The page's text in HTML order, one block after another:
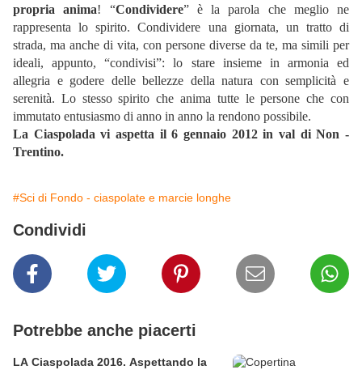
propria anima! “Condividere” è la parola che meglio ne
rappresenta lo spirito. Condividere una giornata, un tratto di
strada, ma anche di vita, con persone diverse da te, ma simili per
ideali, appunto, “condivisi”: lo stare insieme in armonia ed
allegria e godere delle bellezze della natura con semplicità e
serenità. Lo stesso spirito che anima tutte le persone che con
immutato entusiasmo di anno in anno la rendono possibile.
La Ciaspolada vi aspetta il 6 gennaio 2012 in val di Non -
Trentino.
#Sci di Fondo - ciaspolate e marcie longhe
Condividi
Potrebbe anche piacerti
LA Ciaspolada 2016. Aspettando la